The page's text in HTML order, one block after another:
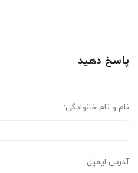
پاسخ دهید
نام و نام خانوادگی:
آدرس ایمیل: